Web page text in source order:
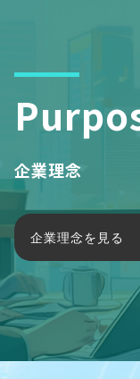
企業理念
企業理念を見る